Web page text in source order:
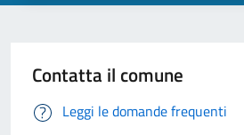
Contatta il comune
Leggi le domande frequenti